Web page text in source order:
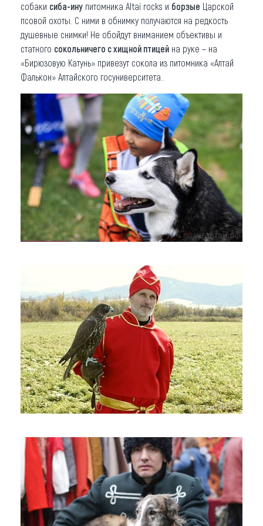
собаки сиба-ину питомника Altai rocks и борзые Царской
псовой охоты. С ними в обнимку получаются на редкость
душевные снимки! Не обойдут вниманием объективы и
статного сокольничего с хищной птицей на руке – на
«Бирюзовую Катунь» привезут сокола из питомника «Алтай
Фалькон» Алтайского госуниверситета..